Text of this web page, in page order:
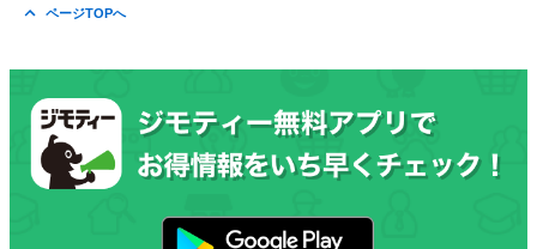
ページTOPへ